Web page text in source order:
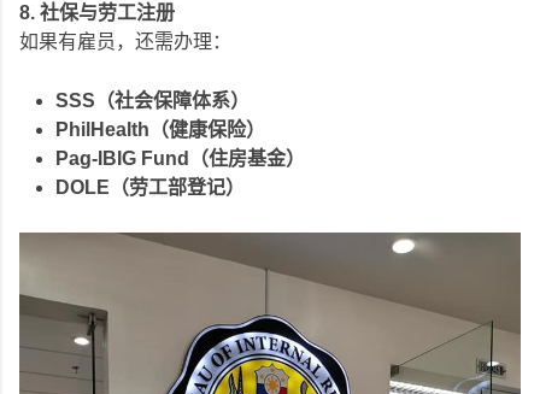
8. 社保与劳工注册
如果有雇员，还需办理：
SSS（社会保障体系）
PhilHealth（健康保险）
Pag-IBIG Fund（住房基金）
DOLE（劳工部登记）